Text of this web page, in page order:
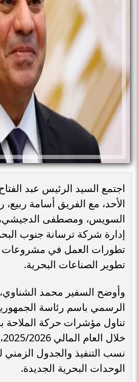
اجتمع السيد الرئيس عبد
الأحد، مع الفريق أسامة ربيع،
السويس، ومصطفى
إدارة شركة ترسانة جنوب
تطورات العمل في مشروعات
تطوير الصناعات البحرية.
وأوضح السفير محمد
الرسمي باسم رئاسة
تناول مؤشرات حركة الملاحة
نسب التنفيذ والجدول
الوحدات البحرية الجديدة.